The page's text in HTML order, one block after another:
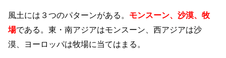
風土には３つのパターンがある。 モンスーン、沙漠、牧
場である。東・南アジアはモンスーン、西アジアは沙
漠、ヨーロッパは牧場に当てはまる。